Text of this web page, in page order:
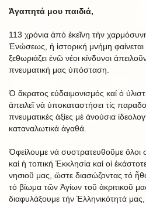
Ἀγαπητά μου παιδιά,
113 χρόνια ἀπό ἐκεῖνη τὴν
Ἑνώσεως, ἡ ἱστορική μνήμη φαίνεται
ξεθωριάζει ἐνῶ νέοι κίνδυνοι
πνευματική μας ὑπόσταση.
Ὁ ἄκρατος εὐδαιμονισμός καί ὁ
ἀπειλεῖ νὰ ὑποκαταστήσει τίς
πνευματικές ἀξίες μὲ ἀνούσια
καταναλωτικά ἀγαθά.
Ὀφείλουμε νά συστρατευθοῦμε ὅλοι
καί ἡ τοπική Ἐκκλησία καί οἱ
νησιοῦ μας, ὥστε διασώζοντας τό
τό βίωμα τῶν Ἁγίων τοῦ ἀκριτικοῦ
διαφυλάξουμε τήν Ἑλληνικότητά